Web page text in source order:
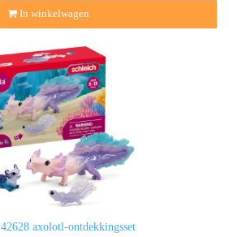
In winkelwagen
axolotl-ontdekkingsset